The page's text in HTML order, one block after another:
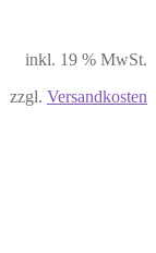
inkl. 19 % MwSt.
zzgl. Versandkosten